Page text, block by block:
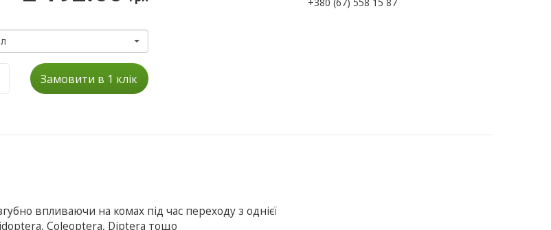
Замовити в 1 клік
+380 (67) 558 15 87
впливаючи на комах під час переходу з однієї
Coleoptera, Diptera тощо